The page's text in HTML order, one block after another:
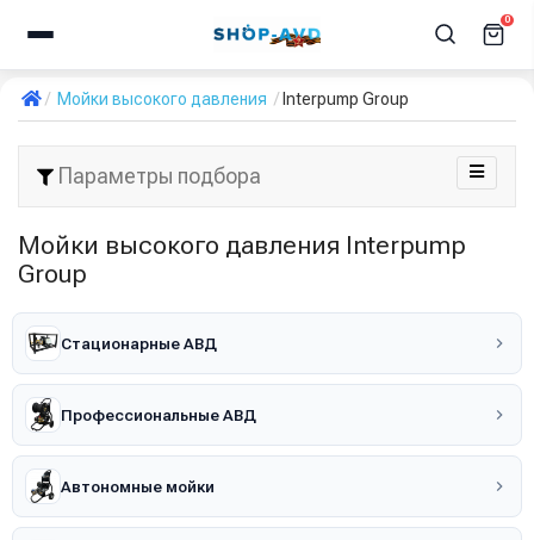
0
Мойки высокого давления Interpump Group
Параметры подбора
Мойки высокого давления Interpump
Group
Стационарные АВД
Профессиональные АВД
Автономные мойки